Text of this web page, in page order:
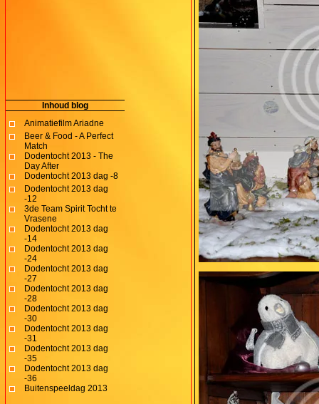
Inhoud blog
Animatiefilm Ariadne
Beer & Food - A Perfect
Match
Dodentocht 2013 - The
Day After
Dodentocht 2013 dag -8
Dodentocht 2013 dag
-12
3de Team Spirit Tocht te
Vrasene
Dodentocht 2013 dag
-14
Dodentocht 2013 dag
-24
Dodentocht 2013 dag
-27
Dodentocht 2013 dag
-28
Dodentocht 2013 dag
-30
Dodentocht 2013 dag
-31
Dodentocht 2013 dag
-35
Dodentocht 2013 dag
-36
Buitenspeeldag 2013